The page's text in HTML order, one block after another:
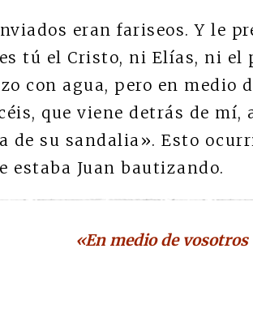
eran fariseos. Y le
tú el Cristo, ni Elías, ni el
con agua, pero en medio
que viene detrás de
de su sandalia». Esto
estaba Juan bautizando.
«En medio de